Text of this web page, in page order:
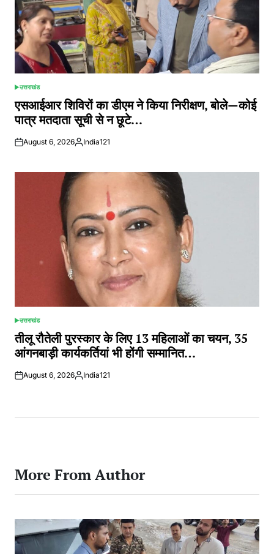
POSTED
IN
उत्तराखंड
एसआईआर शिविरों का डीएम ने किया निरीक्षण, बोले—कोई
पात्र मतदाता सूची से न छूटे…
August 6, 2026Posted
India121
POSTED
IN
उत्तराखंड
तीलू रौतेली पुरस्कार के लिए 13 महिलाओं का चयन, 35
आंगनबाड़ी कार्यकर्तियां भी होंगी सम्मानित…
August 6, 2026Posted
India121
More From Author